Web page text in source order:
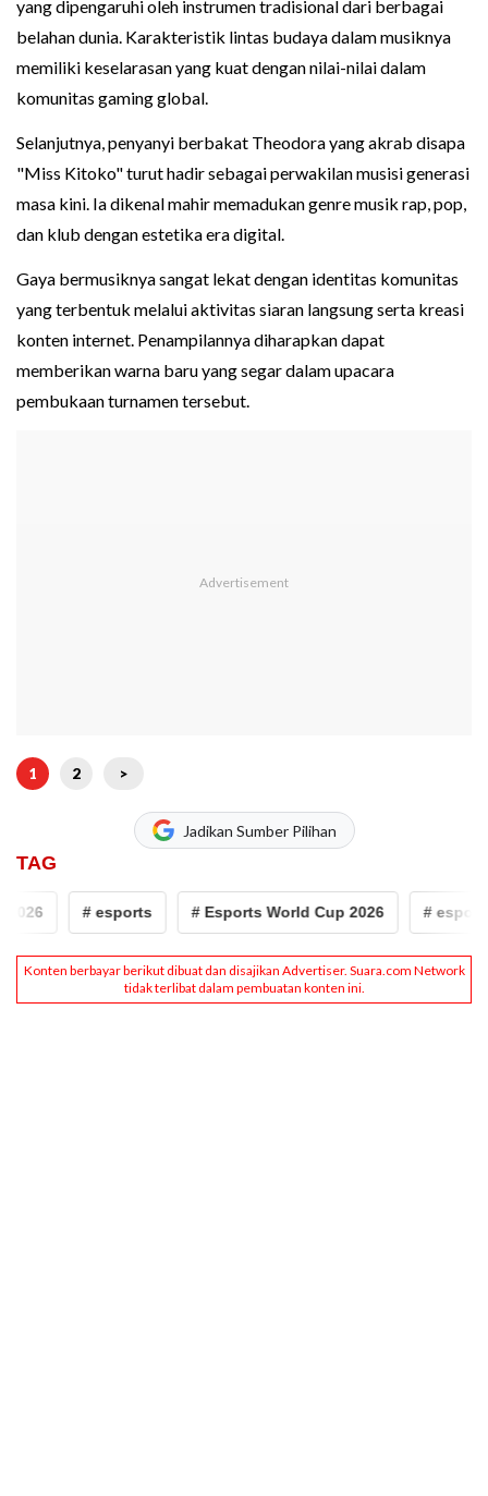
yang dipengaruhi oleh instrumen tradisional dari berbagai
belahan dunia. Karakteristik lintas budaya dalam musiknya
memiliki keselarasan yang kuat dengan nilai-nilai dalam
komunitas gaming global.
Selanjutnya, penyanyi berbakat Theodora yang akrab disapa
"Miss Kitoko" turut hadir sebagai perwakilan musisi generasi
masa kini. Ia dikenal mahir memadukan genre musik rap, pop,
dan klub dengan estetika era digital.
Gaya bermusiknya sangat lekat dengan identitas komunitas
yang terbentuk melalui aktivitas siaran langsung serta kreasi
konten internet. Penampilannya diharapkan dapat
memberikan warna baru yang segar dalam upacara
pembukaan turnamen tersebut.
1 2 >
Jadikan Sumber Pilihan
TAG
# esports # Esports World Cup 2026 # esports